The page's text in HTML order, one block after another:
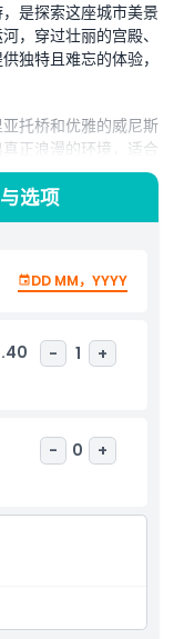
是探索这座城市美景
，穿过壮丽的宫殿、
独特且难忘的体验，
托桥和优雅的威尼斯
正浪漫的环境，适合
选项
DD MM，YYYY
- 1 +
- 0 +